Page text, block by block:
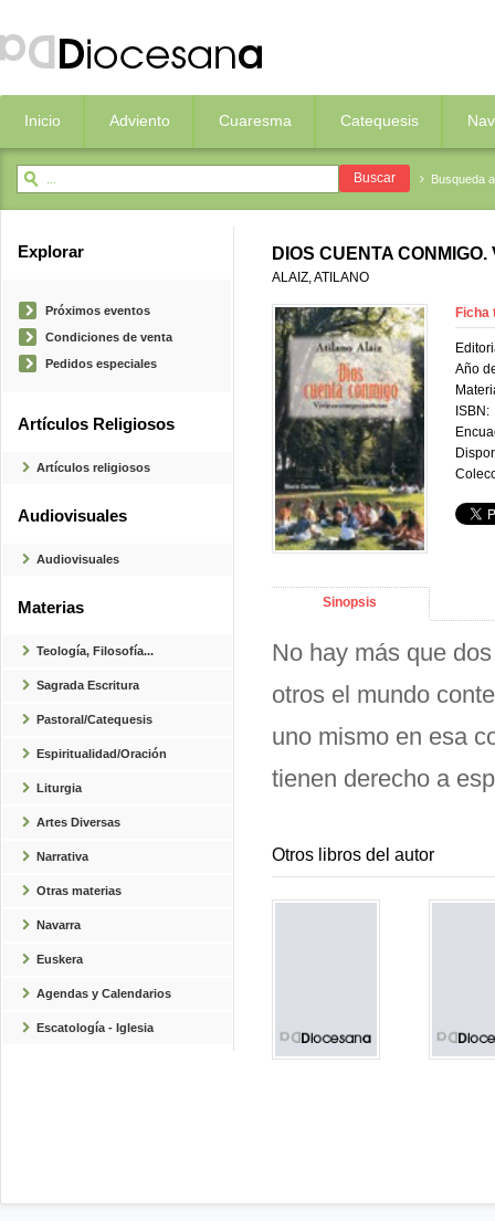
Inicio Adviento Cuaresma Catequesis
Busqueda
Explorar
Próximos eventos
Condiciones de venta
Pedidos especiales
Artículos Religiosos
Artículos religiosos
Audiovisuales
Audiovisuales
Materias
Teología, Filosofía...
Sagrada Escritura
Pastoral/Catequesis
Espiritualidad/Oración
Liturgia
Artes Diversas
Narrativa
Otras materias
Navarra
Euskera
Agendas y Calendarios
Escatología - Iglesia
DIOS CUENTA
ALAIZ, ATILANO
Ficha
Año
ISBN:
Sinopsis
No hay más que
otros el mundo
uno mismo en esa
tienen derecho a
Otros libros del autor